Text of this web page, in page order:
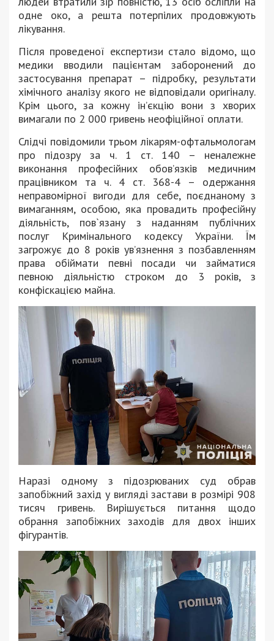
одне око, а решта потерпілих продовжують
лікування.
Після проведеної експертизи стало відомо, що
медики вводили пацієнтам заборонений до
застосування препарат – підробку, результати
хімічного аналізу якого не відповідали оригіналу.
Крім цього, за кожну ін’єкцію вони з хворих
вимагали по 2 000 гривень неофіційної оплати.
Слідчі повідомили трьом лікарям-офтальмологам
про підозру за ч. 1 ст. 140 – неналежне
виконання професійних обов’язків медичним
працівником та ч. 4 ст. 368-4 – одержання
неправомірної вигоди для себе, поєднаному з
вимаганням, особою, яка провадить професійну
діяльність, пов`язану з наданням публічних
послуг Кримінального кодексу України. Їм
загрожує до 8 років ув’язнення з позбавленням
права обіймати певні посади чи займатися
певною діяльністю строком до 3 років, з
конфіскацією майна.
Наразі одному з підозрюваних суд обрав
запобіжний захід у вигляді застави в розмірі 908
тисяч гривень. Вирішується питання щодо
обрання запобіжних заходів для двох інших
фігурантів.